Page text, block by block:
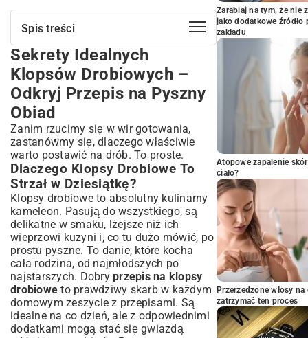
Spis treści
Sekrety Idealnych Klopsów Drobiowych
– Odkryj Przepis na Pyszny Obiad
Dlaczego Klopsy Drobiowe To Strzał w
Dziesiątkę?
Krótka Historia Klopsów na Polskich
Stołach
Co Będziesz Potrzebować? Kompletna
Lista Składników
Mięso Drobiowe – Jak Wybrać Najlepsze?
Dodatki, Które Podkreślą Smak
Sekrety Idealnego Sosu do Klopsów
Przepis Krok Po Kroku: Jak Przygotować
Soczyste Klopsy Drobiowe
Przygotowanie Mięsnej Masy – Podstawa
Sukcesu
Formowanie Klopsów – Praktyczne Porady
i Techniki
Smażenie, Pieczenie czy Gotowanie?
Wybór Metody Termicznej
Jak Ugotować Klopsy w Sosie – Klasyczna
Sekrety Idealnych
Klopsów Drobiowych –
Odkryj Przepis na Pyszny
Obiad
Zanim rzucimy się w wir gotowania,
zastanówmy się, dlaczego właściwie
warto postawić na drób. To proste.
Dlaczego Klopsy Drobiowe To
Strzał w Dziesiątkę?
Klopsy drobiowe to absolutny kulinarny
kameleon. Pasują do wszystkiego, są
delikatne w smaku, lżejsze niż ich
wieprzowi kuzyni i, co tu dużo mówić, po
prostu pyszne. To danie, które kocha
cała rodzina, od najmłodszych po
najstarszych. Dobry przepis na klopsy
drobiowe to prawdziwy skarb w każdym
domowym zeszycie z przepisami. Są
idealne na co dzień, ale z odpowiednimi
dodatkami mogą stać się gwiazdą
Zarabiaj na tym, że nie
jako dodatkowe
zakładu
Atopowe zapalenie
ciało?
Przerzedzone włosy
zatrzymać ten proces